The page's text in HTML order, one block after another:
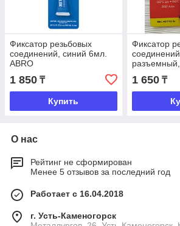
Фиксатор резьбовых
соединений, синий 6мл.
АВRO
1 850 ₸
Купить
Фиксатор
1 650₸
О нас
Рейтинг не сформирован
Менее 5 отзывов за последний год
Работает с 16.04.2018
г. Усть-Каменогорск